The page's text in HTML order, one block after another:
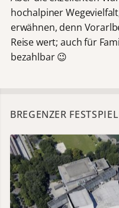
hochalpiner
erwähnen, denn
Reise wert; auch für
bezahlbar 😉
BREGENZER